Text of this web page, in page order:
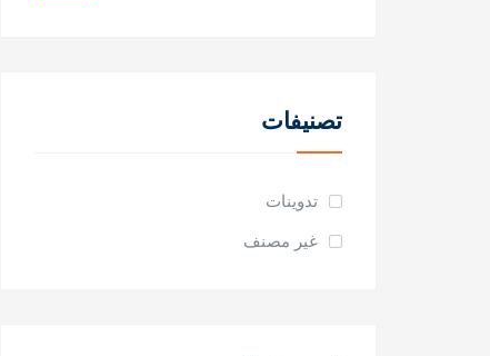
تصنيفات
تدوينات
غير مصنف